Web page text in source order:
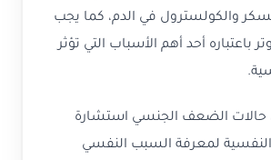
والكولسترول في الدم، كما يجب
باعتباره أحد أهم الأسباب التي تؤثر
الضعف الجنسي استشارة
لمعرفة السبب النفسي